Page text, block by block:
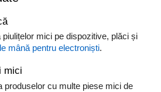
mici pe dispozitive, plăci și
mână pentru electroniști.
mici
produselor cu multe piese mici de